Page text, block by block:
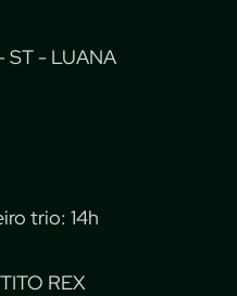
ST - LUANA
trio: 14h
REX